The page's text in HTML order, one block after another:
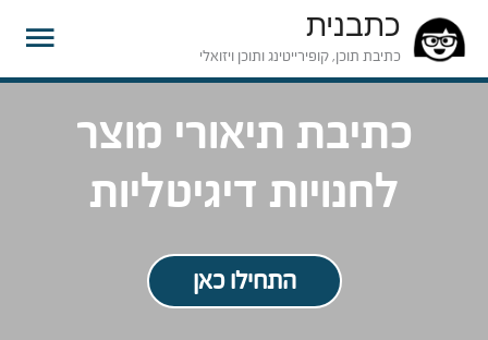
כתבנית
כתיבת תוכן, קופירייטינג ותוכן ויזואלי
כתיבת תיאורי מוצר
לחנויות דיגיטליות
התחילו כאן